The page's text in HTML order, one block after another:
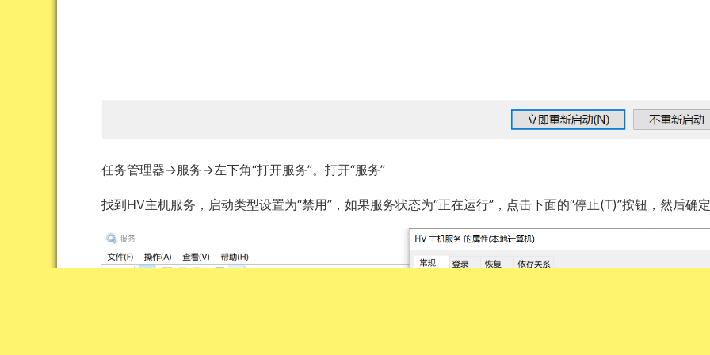
任务管理器→服务→左下角“打开服务”。打开“服务”
找到HV主机服务，启动类型设置为“禁用”，如果服务状态为“正在运行”，点击下面的“停止(T)”按钮，然后确